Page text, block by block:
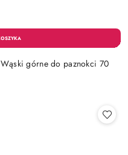
górne do paznokci 70